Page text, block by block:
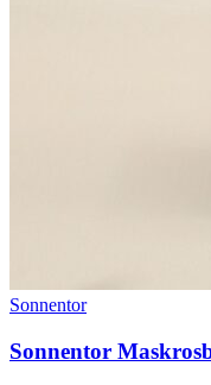
Sonnentor
Sonnentor